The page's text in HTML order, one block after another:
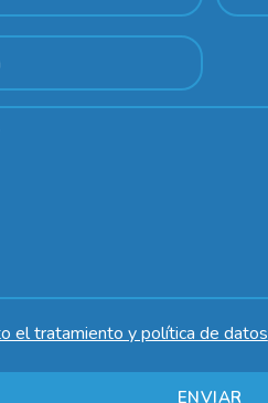
el tratamiento y política de datos